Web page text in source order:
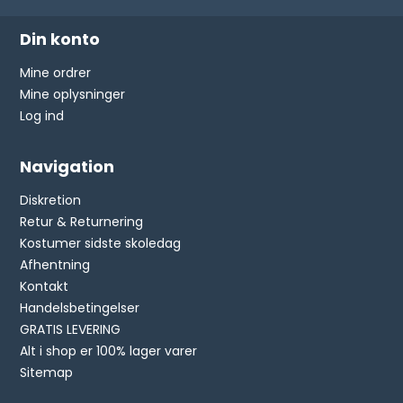
Din konto
Mine ordrer
Mine oplysninger
Log ind
Navigation
Diskretion
Retur & Returnering
Kostumer sidste skoledag
Afhentning
Kontakt
Handelsbetingelser
GRATIS LEVERING
Alt i shop er 100% lager varer
Sitemap